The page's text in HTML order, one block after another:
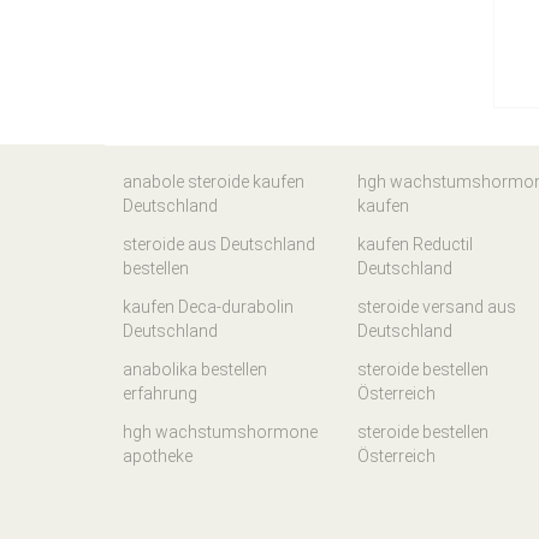
anabole steroide kaufen
Deutschland
steroide aus Deutschland
bestellen
kaufen Deca-durabolin
Deutschland
anabolika bestellen
erfahrung
hgh wachstumshormone
apotheke
hgh
kaufen
kaufen Reductil
Deutschland
steroide versand aus
Deutschland
steroide bestellen
Österreich
steroide bestellen
Österreich